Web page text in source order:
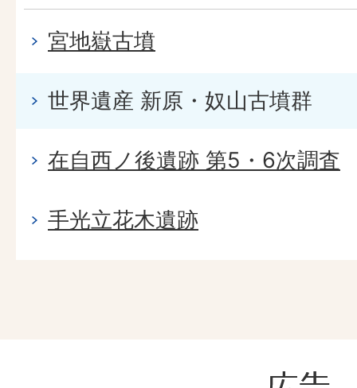
宮地嶽古墳
世界遺産 新原・奴山古墳群
在自西ノ後遺跡 第5・6次調査
手光立花木遺跡